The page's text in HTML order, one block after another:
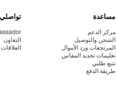
مساعدة
مركز الدعم
الشحن والتوصيل
المرتجعات ورد الأموال
تعليمات تحديد المقاس
تتبع طلبي
طريقة الدفع
التعاون
العلاقات